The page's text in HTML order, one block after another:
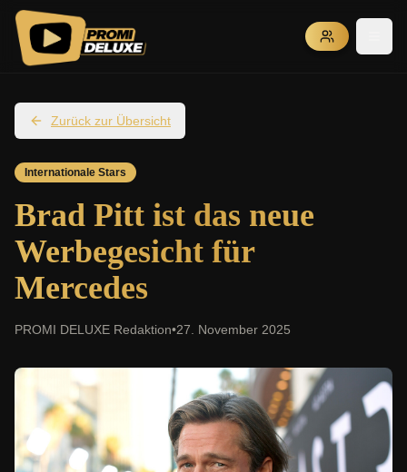
Zurück zur Übersicht
Internationale Stars
Brad Pitt ist das neue
Werbegesicht für
Mercedes
PROMI DELUXE Redaktion•27. November 2025